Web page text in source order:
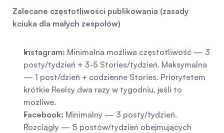
Zalecane częstotliwości publikowania (zasady
kciuka dla małych zespołów)
Instagram: Minimalna możliwa częstotliwość — 3
posty/tydzień + 3-5 Stories/tydzień. Maksymalna
— 1 post/dzień + codzienne Stories. Priorytetem
krótkie Reelsy dwa razy w tygodniu, jeśli to
możliwe.
Facebook: Minimalny — 3 posty/tydzień.
Rozciągły — 5 postów/tydzień obejmujących